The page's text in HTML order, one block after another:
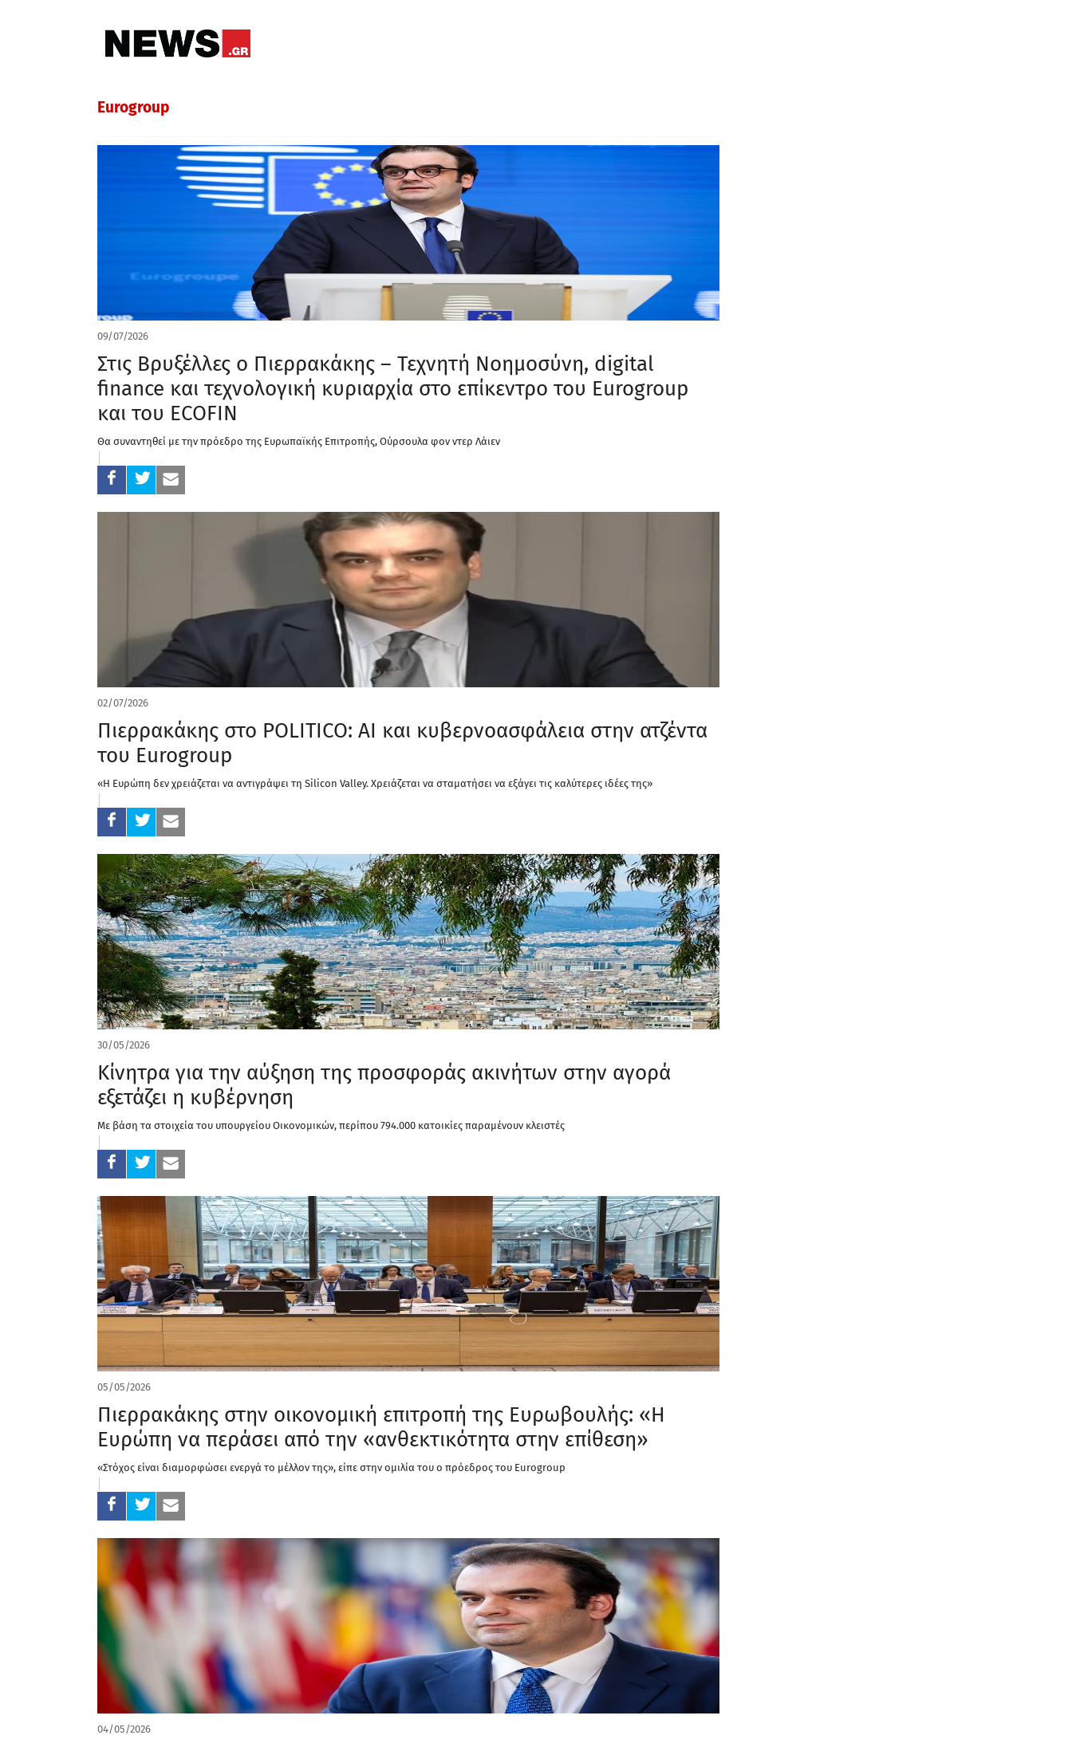
Eurogroup
09/07/2026
Στις Βρυξέλλες ο Πιερρακάκης – Τεχνητή Νοημοσύνη, digital
finance και τεχνολογική κυριαρχία στο επίκεντρο του Eurogroup
και του ECOFIN
Θα συναντηθεί με την πρόεδρο της Ευρωπαϊκής Επιτροπής, Ούρσουλα φον ντερ Λάιεν
02/07/2026
Πιερρακάκης στο POLITICO: ΑΙ και κυβερνοασφάλεια στην ατζέντα
του Eurogroup
«Η Ευρώπη δεν χρειάζεται να αντιγράψει τη Silicon Valley. Χρειάζεται να σταματήσει να εξάγει τις καλύτερες ιδέες της»
30/05/2026
Κίνητρα για την αύξηση της προσφοράς ακινήτων στην αγορά
εξετάζει η κυβέρνηση
Με βάση τα στοιχεία του υπουργείου Οικονομικών, περίπου 794.000 κατοικίες παραμένουν κλειστές
05/05/2026
Πιερρακάκης στην οικονομική επιτροπή της Ευρωβουλής: «Η
Ευρώπη να περάσει από την «ανθεκτικότητα στην επίθεση»
«Στόχος είναι διαμορφώσει ενεργά το μέλλον της», είπε στην ομιλία του ο πρόεδρος του Eurogroup
04/05/2026